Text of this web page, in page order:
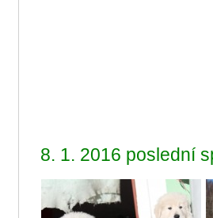
8. 1. 2016 poslední